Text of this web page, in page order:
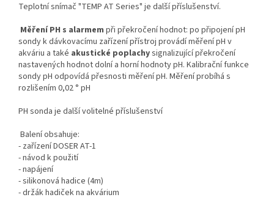
Teplotní snímač "TEMP AT Series" je další příslušenství.
Měření PH s alarmem při překročení hodnot: po připojení pH
sondy k dávkovacímu zařízení přístroj provádí měření pH v
akváriu a také akustické poplachysignalizující překročení
nastavených hodnot dolní a horní hodnoty pH. Kalibrační funkce
sondy pH odpovídá přesnosti měření pH. Měření probíhá s
rozlišením 0,02 ° pH
PH sonda je další volitelné příslušenství
Balení obsahuje:
- zařízení DOSER AT-1
- návod k použití
- napájení
- silikonová hadice (4m)
- držák hadiček na akvárium